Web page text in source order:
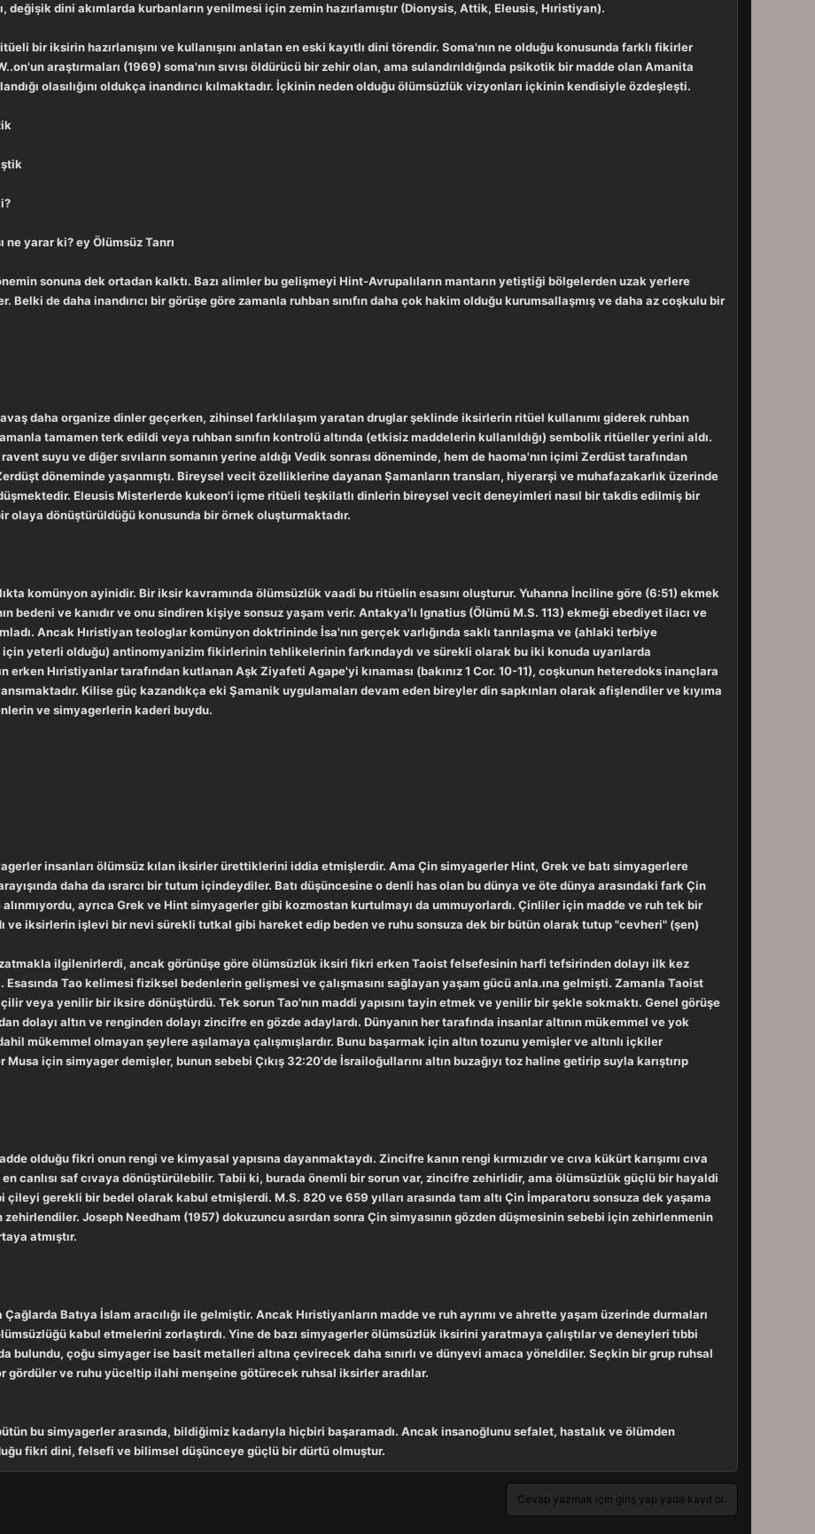
değişik dini akımlarda kurbanların yenilmesi için zemin hazırlamıştır (Dionysis, Attik, Eleusis, Hıristiyan).
bir iksirin hazırlanışını ve kullanışını anlatan en eski kayıtlı dini törendir. Soma'nın ne olduğu konusunda farklı fikirler
araştırmaları (1969) soma'nın sıvısı öldürücü bir zehir olan, ama sulandırıldığında psikotik bir madde olan Amanita
olasılığını oldukça inandırıcı kılmaktadır. İçkinin neden olduğu ölümsüzlük vizyonları içkinin kendisiyle özdeşleşti.
yarar ki? ey Ölümsüz Tanrı
sonuna dek ortadan kalktı. Bazı alimler bu gelişmeyi Hint-Avrupalıların mantarın yetiştiği bölgelerden uzak yerlere
de daha inandırıcı bir görüşe göre zamanla ruhban sınıfın daha çok hakim olduğu kurumsallaşmış ve daha az coşkulu bir
daha organize dinler geçerken, zihinsel farklılaşım yaratan druglar şeklinde iksirlerin ritüel kullanımı giderek ruhban
tamamen terk edildi veya ruhban sınıfın kontrolü altında (etkisiz maddelerin kullanıldığı) sembolik ritüeller yerini aldı.
suyu ve diğer sıvıların somanın yerine aldığı Vedik sonrası döneminde, hem de haoma'nın içimi Zerdüst tarafından
döneminde yaşanmıştı. Bireysel vecit özelliklerine dayanan Şamanların transları, hiyerarşi ve muhafazakarlık üzerinde
Eleusis Misterlerde kukeon'i içme ritüeli teşkilatlı dinlerin bireysel vecit deneyimleri nasıl bir takdis edilmiş bir
olaya dönüştürüldüğü konusunda bir örnek oluşturmaktadır.
komünyon ayinidir. Bir iksir kavramında ölümsüzlük vaadi bu ritüelin esasını oluşturur. Yuhanna İnciline göre (6:51) ekmek
bedeni ve kanıdır ve onu sindiren kişiye sonsuz yaşam verir. Antakya'lı Ignatius (Ölümü M.S. 113) ekmeği ebediyet ilacı ve
Ancak Hıristiyan teologlar komünyon doktrininde İsa'nın gerçek varlığında saklı tanrılaşma ve (ahlaki terbiye
için yeterli olduğu) antinomyanizim fikirlerinin tehlikelerinin farkındaydı ve sürekli olarak bu iki konuda uyarılarda
erken Hıristiyanlar tarafından kutlanan Aşk Ziyafeti Agape'yi kınaması (bakınız 1 Cor. 10-11), coşkunun heteredoks inançlara
Kilise güç kazandıkça eki Şamanik uygulamaları devam eden bireyler din sapkınları olarak afişlendiler ve kıyıma
ve simyagerlerin kaderi buydu.
insanları ölümsüz kılan iksirler ürettiklerini iddia etmişlerdir. Ama Çin simyagerler Hint, Grek ve batı simyagerlere
daha da ısrarcı bir tutum içindeydiler. Batı düşüncesine o denli has olan bu dünya ve öte dünya arasındaki fark Çin
ayrıca Grek ve Hint simyagerler gibi kozmostan kurtulmayı da ummuyorlardı. Çinliler için madde ve ruh tek bir
ve iksirlerin işlevi bir nevi sürekli tutkal gibi hareket edip beden ve ruhu sonsuza dek bir bütün olarak tutup "cevheri" (şen)
ilgilenirlerdi, ancak görünüşe göre ölümsüzlük iksiri fikri erken Taoist felsefesinin harfi tefsirinden dolayı ilk kez
Esasında Tao kelimesi fiziksel bedenlerin gelişmesi ve çalışmasını sağlayan yaşam gücü anla.ına gelmişti. Zamanla Taoist
veya yenilir bir iksire dönüştürdü. Tek sorun Tao'nın maddi yapısını tayin etmek ve yenilir bir şekle sokmaktı. Genel görüşe
dolayı altın ve renginden dolayı zincifre en gözde adaylardı. Dünyanın her tarafında insanlar altının mükemmel ve yok
mükemmel olmayan şeylere aşılamaya çalışmışlardır. Bunu başarmak için altın tozunu yemişler ve altınlı içkiler
için simyager demişler, bunun sebebi Çıkış 32:20'de İsrailoğullarını altın buzağıyı toz haline getirip suyla karıştırıp
olduğu fikri onun rengi ve kimyasal yapısına dayanmaktaydı. Zincifre kanın rengi kırmızıdır ve cıva kükürt karışımı cıva
canlısı saf cıvaya dönüştürülebilir. Tabii ki, burada önemli bir sorun var, zincifre zehirlidir, ama ölümsüzlük güçlü bir hayaldi
çileyi gerekli bir bedel olarak kabul etmişlerdi. M.S. 820 ve 659 yılları arasında tam altı Çin İmparatoru sonsuza dek yaşama
Joseph Needham (1957) dokuzuncu asırdan sonra Çin simyasının gözden düşmesinin sebebi için zehirlenmenin
atmıştır.
Batıya İslam aracılığı ile gelmiştir. Ancak Hıristiyanların madde ve ruh ayrımı ve ahrette yaşam üzerinde durmaları
kabul etmelerini zorlaştırdı. Yine de bazı simyagerler ölümsüzlük iksirini yaratmaya çalıştılar ve deneyleri tıbbi
bulundu, çoğu simyager ise basit metalleri altına çevirecek daha sınırlı ve dünyevi amaca yöneldiler. Seçkin bir grup ruhsal
gördüler ve ruhu yüceltip ilahi menşeine götürecek ruhsal iksirler aradılar.
bu simyagerler arasında, bildiğimiz kadarıyla hiçbiri başaramadı. Ancak insanoğlunu sefalet, hastalık ve ölümden
fikri dini, felsefi ve bilimsel düşünceye güçlü bir dürtü olmuştur.
Cevap yazmak için giriş yap yada kayıt ol.